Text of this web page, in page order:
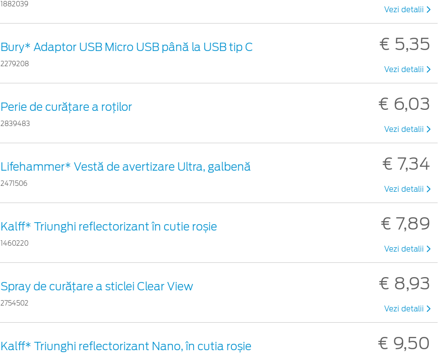
1882039
Vezi detalii
Bury* Adaptor USB Micro USB până la USB tip C
2279208
€ 5,35
Vezi detalii
Perie de curățare a roților
2839483
€ 6,03
Vezi detalii
Lifehammer* Vestă de avertizare Ultra, galbenă
2471506
€ 7,34
Vezi detalii
Kalff* Triunghi reflectorizant în cutie roșie
1460220
€ 7,89
Vezi detalii
Spray de curățare a sticlei Clear View
2754502
€ 8,93
Vezi detalii
Kalff* Triunghi reflectorizant Nano, în cutia roșie € 9,50